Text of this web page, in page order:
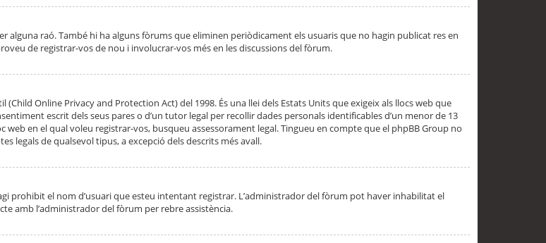
raó. També hi ha alguns fòrums que eliminen periòdicament els usuaris que no hagin publicat res en
de registrar-vos de nou i involucrar-vos més en les discussions del fòrum.
Online Privacy and Protection Act) del 1998. És una llei dels Estats Units que exigeix als llocs web que
escrit dels seus pares o d’un tutor legal per recollir dades personals identificables d’un menor de 13
web en el qual voleu registrar-vos, busqueu assessorament legal. Tingueu en compte que el phpBB Group no
legals de qualsevol tipus, a excepció dels descrits més avall.
prohibit el nom d’usuari que esteu intentant registrar. L’administrador del fòrum pot haver inhabilitat el
amb l’administrador del fòrum per rebre assistència.